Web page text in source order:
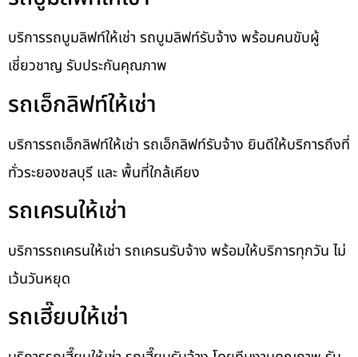
บริการรถบูมลิฟท์ให้เช่า รถบูมลิฟท์รับจ้าง พร้อมคนขับผู้
เชี่ยวชาญ รับประกันคุณภาพ
รถเอ็กลิฟท์ให้เช่า
บริการรถเอ็กลิฟท์ให้เช่า รถเอ็กลิฟท์รับจ้าง ยินดีให้บริการถึงที่
ทั่วระยองชลบุรี และ พื้นที่ใกล้เคียง
รถเครนให้เช่า
บริการรถเครนให้เช่า รถเครนรับจ้าง พร้อมให้บริการทุกวัน ไม่
เว้นวันหยุด
รถเฮี๊ยบให้เช่า